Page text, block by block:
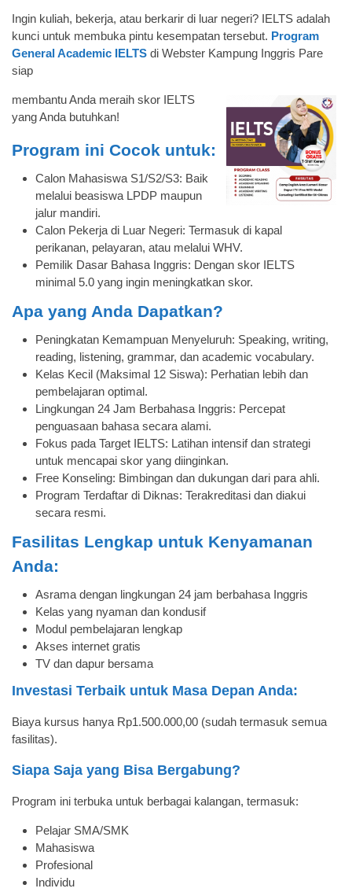
Ingin kuliah, bekerja, atau berkarir di luar negeri? IELTS adalah
kunci untuk membuka pintu kesempatan tersebut. Program
General Academic IELTS di Webster Kampung Inggris Pare
siap
membantu Anda meraih skor IELTS
yang Anda butuhkan!
Program ini Cocok untuk:
Calon Mahasiswa S1/S2/S3: Baik
melalui beasiswa LPDP maupun
jalur mandiri.
Calon Pekerja di Luar Negeri: Termasuk di kapal
perikanan, pelayaran, atau melalui WHV.
Pemilik Dasar Bahasa Inggris: Dengan skor IELTS
minimal 5.0 yang ingin meningkatkan skor.
Apa yang Anda Dapatkan?
Peningkatan Kemampuan Menyeluruh: Speaking, writing,
reading, listening, grammar, dan academic vocabulary.
Kelas Kecil (Maksimal 12 Siswa): Perhatian lebih dan
pembelajaran optimal.
Lingkungan 24 Jam Berbahasa Inggris: Percepat
penguasaan bahasa secara alami.
Fokus pada Target IELTS: Latihan intensif dan strategi
untuk mencapai skor yang diinginkan.
Free Konseling: Bimbingan dan dukungan dari para ahli.
Program Terdaftar di Diknas: Terakreditasi dan diakui
secara resmi.
Fasilitas Lengkap untuk Kenyamanan
Anda:
Asrama dengan lingkungan 24 jam berbahasa Inggris
Kelas yang nyaman dan kondusif
Modul pembelajaran lengkap
Akses internet gratis
TV dan dapur bersama
Investasi Terbaik untuk Masa Depan Anda:
Biaya kursus hanya Rp1.500.000,00 (sudah termasuk semua
fasilitas).
Siapa Saja yang Bisa Bergabung?
Program ini terbuka untuk berbagai kalangan, termasuk:
Pelajar SMA/SMK
Mahasiswa
Profesional
Individu